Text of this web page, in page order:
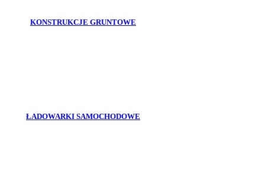
KONSTRUKCJE GRUNTOWE
ŁADOWARKI SAMOCHODOWE